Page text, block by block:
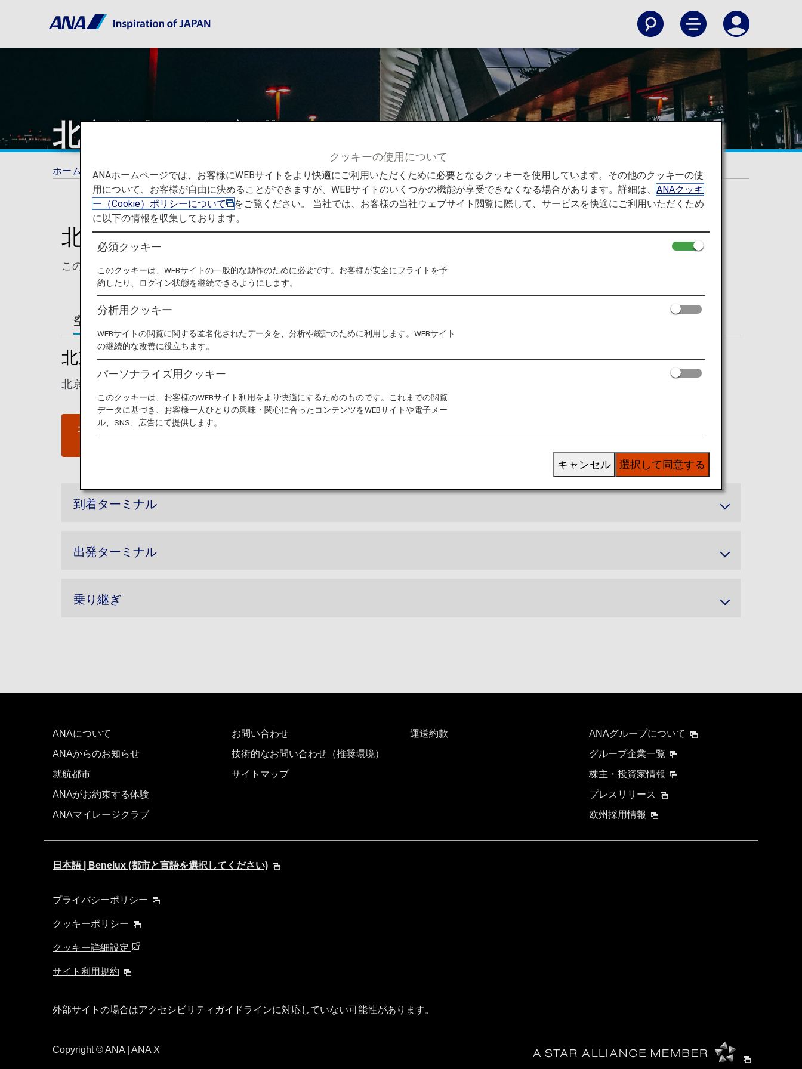
北京首都国際空港
ホーム ご旅行の準備 空港と都市に関する情報 北京首都国際空港
北京首都国際空港からの発着
このページでは、北京首都国際空港から目的地までの役立つ情報をご紹介します。
空港ガイド
北京首都国際空港ガイド
北京首都国際空港の発着ターミナルマップおよび空港内に関するその他の情報。
北京首都国際空港ウェブサイ
到着ターミナル
出発ターミナル
乗り継ぎ
ANAについて
ANAからのお知らせ
就航都市
ANAがお約束する体験
ANAマイレージクラブ
お問い合わせ
技術的なお問い合わせ（推奨環境）
サイトマップ
運送約款
ANAグループについて
グループ企業一覧
株主・投資家情報
プレスリリース
欧州採用情報
日本語 | Benelux (都市と言語を選択してください)
プライバシーポリシー
クッキーポリシー
クッキー詳細設定
サイト利用規約
外部サイトの場合はアクセシビリティガイドラインに対応していない可能性があります。
Copyright© ANA | ANA X
クッキーの使用について
ANAホームページでは、お客様にWEBサイトをより快適にご利用いただくために必要となるクッキーを使用しています。その他のクッキーの使
用について、お客様が自由に決めることができますが、WEBサイトのいくつかの機能が享受できなくなる場合があります。詳細は、ANAクッキ
ー（Cookie）ポリシーについて
をご覧ください。 当社では、お客様の当社ウェブサイト閲覧に際して、サービスを快適にご利用いただくため
に以下の情報を収集しております。
必須クッキー
このクッキーは、WEBサイトの一般的な動作のために必要です。お客様が安全にフライトを予
約したり、ログイン状態を継続できるようにします。
分析用クッキー
WEBサイトの閲覧に関する匿名化されたデータを、分析や統計のために利用します。WEBサイト
の継続的な改善に役立ちます。
パーソナライズ用クッキー
このクッキーは、お客様のWEBサイト利用をより快適にするためのものです。これまでの閲覧
データに基づき、お客様一人ひとりの興味・関心に合ったコンテンツをWEBサイトや電子メー
ル、SNS、広告にて提供します。
選択して同意する
キャンセル